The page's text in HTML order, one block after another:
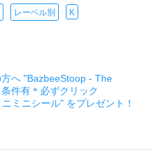
レーベル別 K
へ "BazbeeStoop - The
件有＊必ずクリック
ミニシール" をプレゼント！